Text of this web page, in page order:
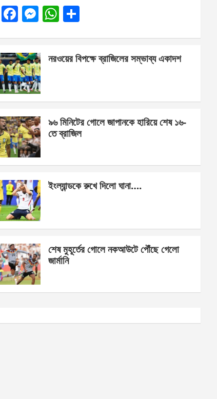
F
b
o
o
k
M
n
g
er
W
s
p
e
নরওয়ের বিপক্ষে ব্রাজিলের সম্ভাব্য একাদশ
৯৬ মিনিটের গোলে জাপানকে হারিয়ে শেষ ১৬-
তে ব্রাজিল
ইংল্যান্ডকে রুখে দিলো ঘানা….
শেষ মুহূর্তের গোলে নকআউটে পৌঁছে গেলো
জার্মানি